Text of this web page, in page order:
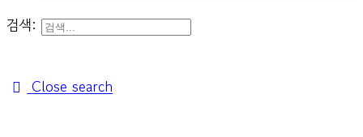
검색:
Close search